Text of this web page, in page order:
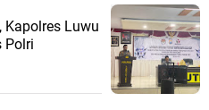
Kapolres Luwu
Polri